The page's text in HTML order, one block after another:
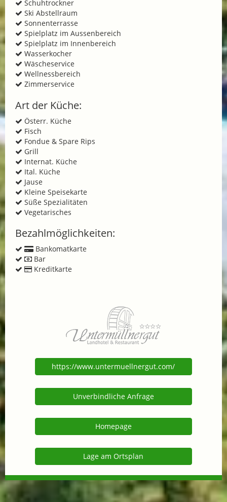
Schuhtrockner
Ski Abstellraum
Sonnenterrasse
Spielplatz im Aussenbereich
Spielplatz im Innenbereich
Wasserkocher
Wäscheservice
Wellnessbereich
Zimmerservice
Art der Küche:
Österr. Küche
Fisch
Fondue & Spare Rips
Grill
Internat. Küche
Ital. Küche
Jause
Kleine Speisekarte
Süße Spezialitäten
Vegetarisches
Bezahlmöglichkeiten:
Bankomatkarte
Bar
Kreditkarte
https://www.untermuellnergut.com/
Unverbindliche Anfrage
Homepage
Lage am Ortsplan